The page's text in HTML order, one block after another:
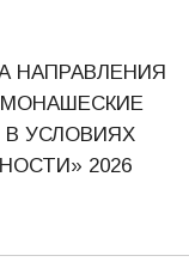
НАПРАВЛЕНИЯ
УСЛОВИЯХ
2026